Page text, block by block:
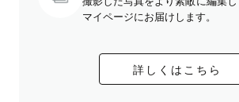
マイページにお届けします。
詳しくはこちら